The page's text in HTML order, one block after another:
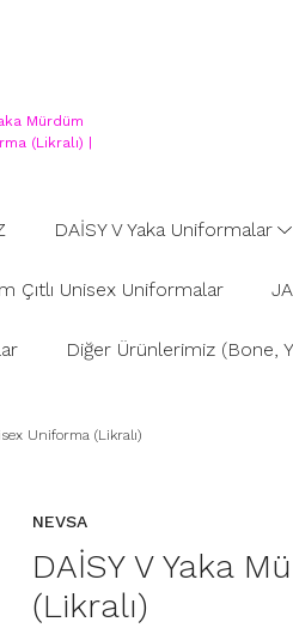
DAİSY V Yaka Uniformalar
Çıtlı Unisex Uniformalar
Diğer Ürünlerimiz (Bone,
Uniforma (Likralı)
NEVSA
DAİSY V Yaka
(Likralı)